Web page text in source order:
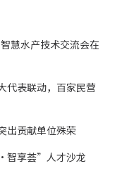
水产技术交流会在
表联动，百家民营
出贡献单位殊荣
智享荟”人才沙龙